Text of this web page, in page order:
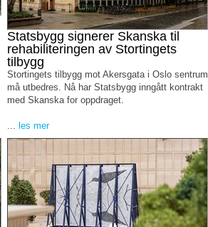
Statsbygg signerer Skanska til
rehabiliteringen av Stortingets
tilbygg
Stortingets tilbygg mot Akersgata i Oslo sentrum
må utbedres. Nå har Statsbygg inngått kontrakt
med Skanska for oppdraget.
... les mer